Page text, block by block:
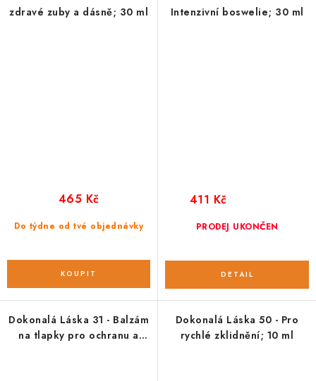
zdravé zuby a dásně; 30 ml
Do týdne od tvé objednávky
465 Kč
Intenzivní boswelie; 30 ml
PRODEJ UKONČEN
411 Kč
Dokonalá Láska 31 - Balzám
na tlapky pro ochranu a
Dokonalá Láska 50 - Pro
rychlé zklidnění; 10 ml